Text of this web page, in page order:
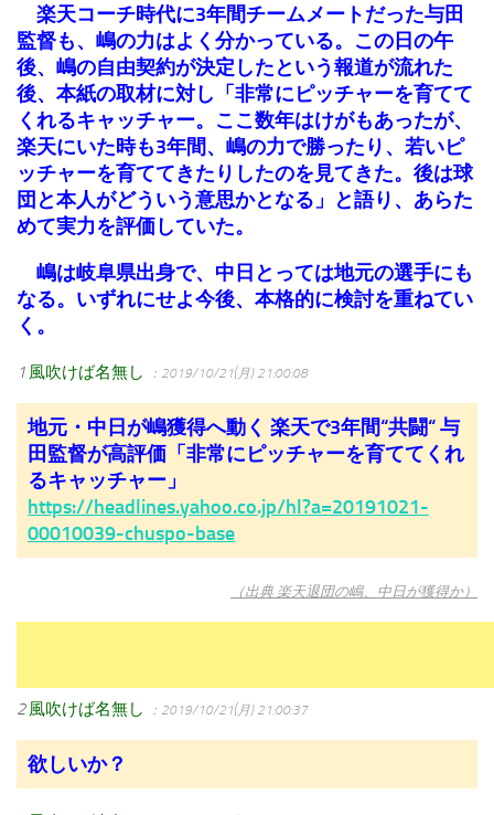
楽天コーチ時代に3年間チームメートだった与田
監督も、嶋の力はよく分かっている。この日の午
後、嶋の自由契約が決定したという報道が流れた
後、本紙の取材に対し「非常にピッチャーを育てて
くれるキャッチャー。ここ数年はけがもあったが、
楽天にいた時も3年間、嶋の力で勝ったり、若いピ
ッチャーを育ててきたりしたのを見てきた。後は球
団と本人がどういう意思かとなる」と語り、あらた
めて実力を評価していた。
嶋は岐阜県出身で、中日とっては地元の選手にも
なる。いずれにせよ今後、本格的に検討を重ねてい
く。
1 風吹けば名無し ：2019/10/21(月) 21:00:08
地元・中日が嶋獲得へ動く 楽天で3年間“共闘“ 与
田監督が高評価「非常にピッチャーを育ててくれ
るキャッチャー」
https://headlines.yahoo.co.jp/hl?a=20191021-
00010039-chuspo-base
（出典 楽天退団の嶋、中日が獲得か）
2 風吹けば名無し ：2019/10/21(月) 21:00:37
欲しいか？